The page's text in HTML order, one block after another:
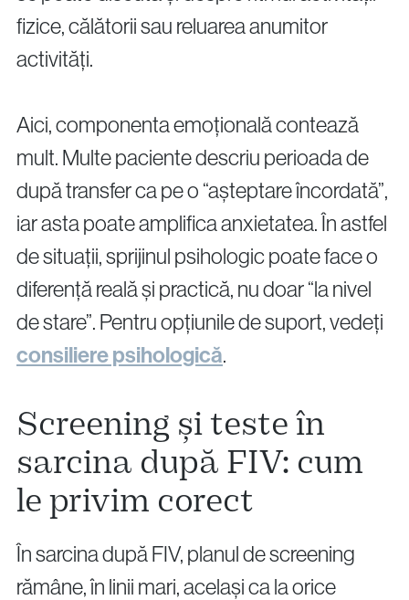
fizice, călătorii sau reluarea anumitor
activități.
Aici, componenta emoțională contează
mult. Multe paciente descriu perioada de
după transfer ca pe o “așteptare încordată”,
iar asta poate amplifica anxietatea. În astfel
de situații, sprijinul psihologic poate face o
diferență reală și practică, nu doar “la nivel
de stare”. Pentru opțiunile de suport, vedeți
consiliere psihologică.
Screening și teste în
sarcina după FIV: cum
le privim corect
În sarcina după FIV, planul de screening
rămâne, în linii mari, același ca la orice